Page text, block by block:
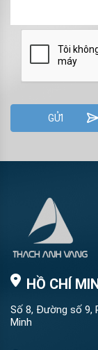
HỒ CHÍ
Số 8, Đường số 9,
Minh